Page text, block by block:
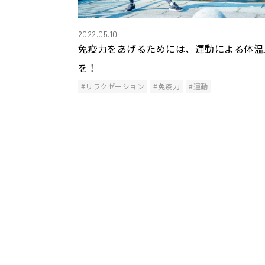
2022.05.10
免疫力をあげるためには、運動による体
を！
#リラクゼーション #免疫力 #運動